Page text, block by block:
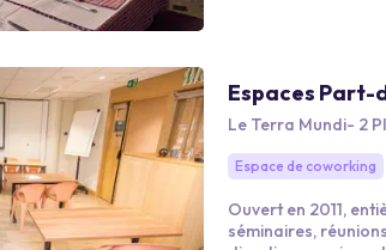
Espaces Part-
Le Terra Mundi- 2
Espace de coworking
Ouvert en 2011,
séminaires,